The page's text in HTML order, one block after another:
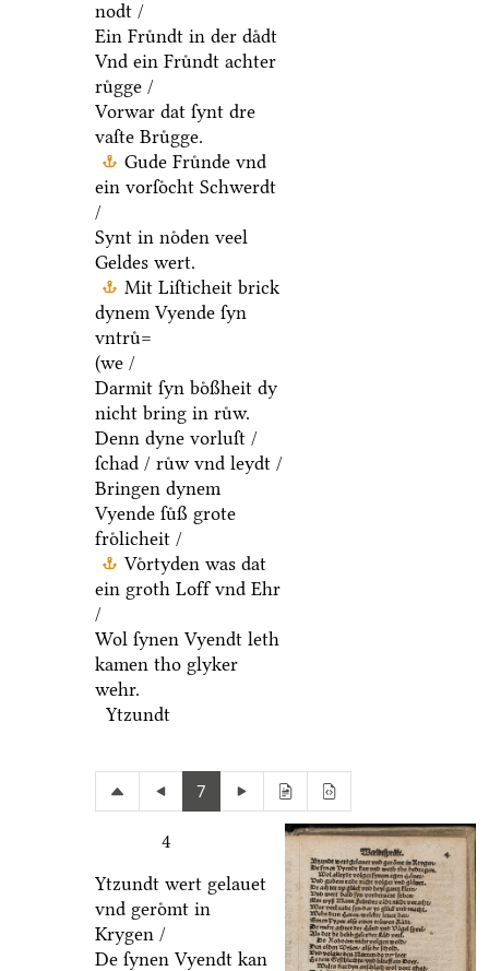
nodt /
Ein Fruͤndt in der daͤdt
Vnd ein Fruͤndt achter
ruͤgge /
Vorwar dat ſynt dre
vaſte Bruͤgge.
Gude Fruͤnde vnd
ein vorſoͤcht Schwerdt
/
Synt in noͤden veel
Geldes wert.
Mit Liſticheit brick
dynem Vyende ſyn
vntruͤ=
(we /
Darmit ſyn boͤßheit dy
nicht bring in ruͤw.
Denn dyne vorluſt /
ſchad / ruͤw vnd leydt /
Bringen dynem
Vyende ſuͤß grote
froͤlicheit /
Voͤrtyden was dat
ein groth Loff vnd Ehr
/
Wol ſynen Vyendt leth
kamen tho glyker
wehr.
Ytzundt
7
4
Ytzundt wert gelauet
vnd geroͤmt in
Krygen /
De ſynen Vyendt kan